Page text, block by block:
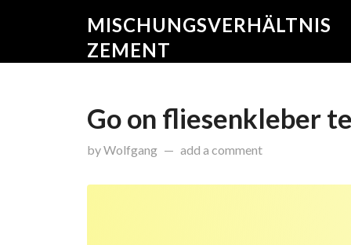
MISCHUNGSVERHÄLTNIS
ZEMENT
Go on fliesenkleber
byWolfgang onJanuar 9, 2015
add a comment